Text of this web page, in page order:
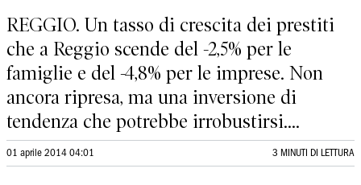
REGGIO. Un tasso di crescita dei prestiti
che a Reggio scende del -2,5% per le
famiglie e del -4,8% per le imprese. Non
ancora ripresa, ma una inversione di
tendenza che potrebbe irrobustirsi....
01 aprile 2014 04:01 3 MINUTI DI LETTURA